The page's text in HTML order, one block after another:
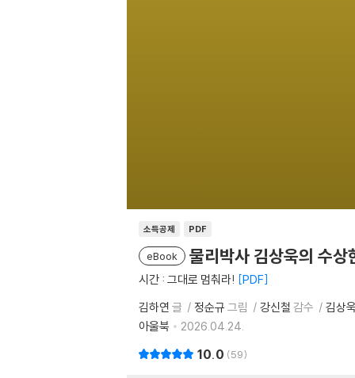
소득공제 PDF
eBook 물리박사 김상욱의 수
시간 : 그대로 멈춰라! PDF
김하연 글 정순규 그림 강신철 감수
김상
아울북
2026.04.24.
10.0 59